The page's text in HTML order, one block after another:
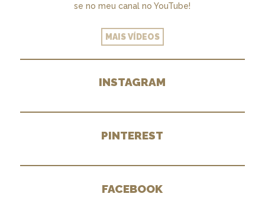
se no meu canal no YouTube!
MAIS VÍDEOS
INSTAGRAM
PINTEREST
FACEBOOK